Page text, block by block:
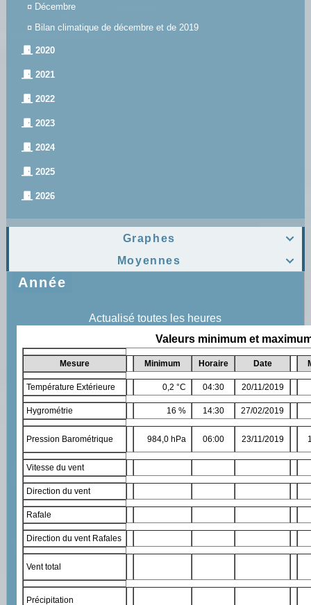
¤ Décembre
¤ Bilan climatique de décembre et de 2019
2020
2021
2022
2023
2024
2025
2026

Graphes

Moyennes
Année
Actualisé toutes les heures